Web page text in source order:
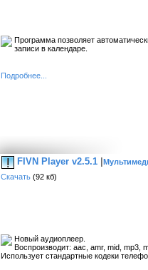
Программа позволяет
записи в календаре.
Подробнее...
FIVN Player v2.5.1 |
Скачать (92 кб)
Новый аудиоплеер.
Воспроизводит: aac, amr, mid, mp3,
Использует стандартные кодеки